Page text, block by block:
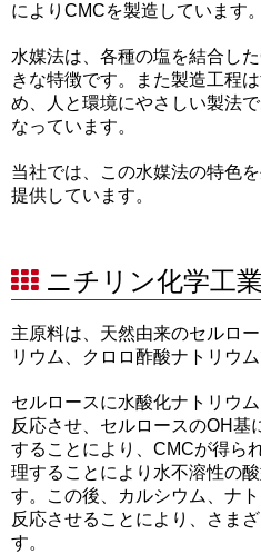
によりCMCを製造しています。
水媒法は、各種の塩を結合し
きな特徴です。また製造工程
め、人と環境にやさしい製法
なっています。
当社では、この水媒法の特色
提供しています。
ニチリン化学工
主原料は、天然由来のセルロ
リウム、クロロ酢酸ナトリウム
セルロースに水酸化ナトリウ
反応させ、セルロースのOH基
することにより、CMCが得ら
理することにより水不溶性の
す。この後、カルシウム、ナ
反応させることにより、さま
す。